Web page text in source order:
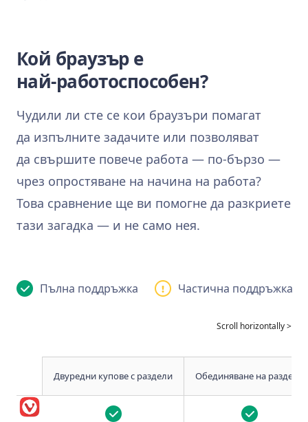
Кой браузър е
най‑работоспособен?
Чудили ли сте се кои браузъри помагат
да изпълните задачите или позволяват
да свършите повече работа — по‑бързо —
чрез опростяване на начина на работа?
Това сравнение ще ви помогне да разкриете
тази загадка — и не само нея.
Пълна поддръжка Частична поддръжка
Двуредни купове с раздели Обединяване на раздели